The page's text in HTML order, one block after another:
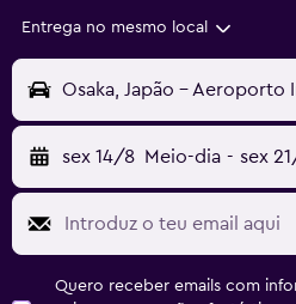
Entrega no mesmo local
sex 14/8 Meio-dia - sex
Quero receber emails com